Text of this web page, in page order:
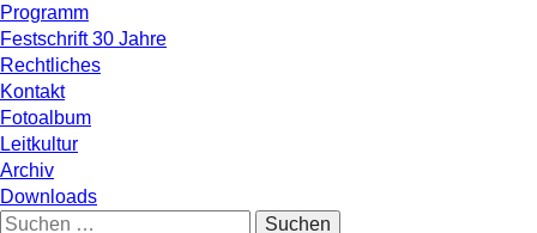
Programm
Festschrift 30 Jahre
Rechtliches
Kontakt
Fotoalbum
Leitkultur
Archiv
Downloads
Suchen